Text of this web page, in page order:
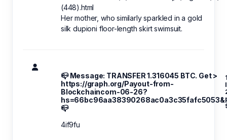
(448).html
Her mother, who similarly sparkled in a gold
silk dupioni floor-length skirt swimsuit.
📪 Message: TRANSFER 1.316045 BTC. Get >
https://graph.org/Payout-from-
Blockchaincom-06-26?
hs=66bc96aa38390268ac0a3c35fafc5053&
📪
4if9fu